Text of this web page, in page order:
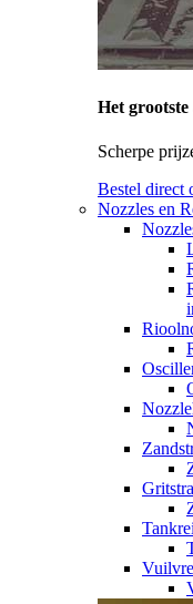
Het
Scherpe
Bestel direct
Nozzles en